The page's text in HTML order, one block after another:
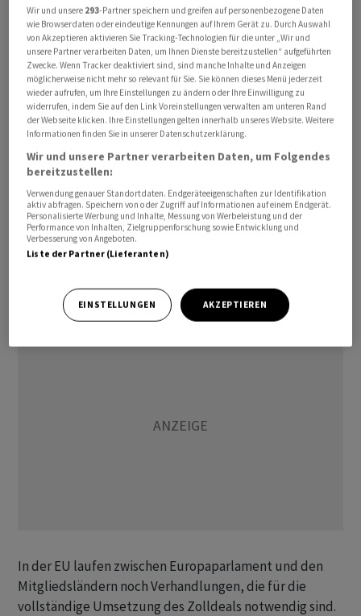
vorgeworfen, sich nicht vollständig an den
ausgehandelten Zolldeal zu halten. Als Reaktion
kündigte er an, bereits diese Woche die Zölle auf Autos
und Lastwagen, die aus der EU in die USA eingeführt
werden, von 15 auf 25 Prozent erhöhen. Solche
Zollerhöhungen würden vor allem Deutschland treffen.
In seinem Post ging Trump nun nicht näher darauf ein,
welche Zölle er ab dem Sommer erhöhen wolle, sollte
das Handelsabkommen bis dahin nicht ratifiziert sein.
Eine Anfrage der Deutschen Presse-Agentur beim
Weissen Haus, ob die jüngst angedrohte Erhöhung von
Zöllen auf Importe von Autos und Lastwagen nun bis zu
unbeantwortet.
In der EU laufen zwischen Europaparlament und den
Mitgliedsländern noch Verhandlungen, die für die
vollständige Umsetzung des Zolldeals notwendig sind.
Wir und unsere 293-Partner speichern und greifen auf personenbezogene Daten
wie Browserdaten oder eindeutige Kennungen auf Ihrem Gerät zu. Durch Auswahl
von Akzeptieren aktivieren Sie Tracking-Technologien für die unter „Wir und
unsere Partner verarbeiten Daten, um Ihnen Dienste bereitzustellen“ aufgeführten
Zwecke. Wenn Tracker deaktiviert sind, sind manche Inhalte und Anzeigen
möglicherweise nicht mehr so relevant für Sie. Sie können dieses Menü jederzeit
wieder aufrufen, um Ihre Einstellungen zu ändern oder Ihre Einwilligung zu
widerrufen, indem Sie auf den Link Voreinstellungen verwalten am unteren Rand
der Webseite klicken. Ihre Einstellungen gelten innerhalb unseres Website. Weitere
Informationen finden Sie in unserer Datenschutzerklärung.
Wir und unsere Partner verarbeiten Daten, um Folgendes
bereitzustellen:
Verwendung genauer Standortdaten. Endgeräteeigenschaften zur Identifikation
aktiv abfragen. Speichern von oder Zugriff auf Informationen auf einem Endgerät.
Personalisierte Werbung und Inhalte, Messung von Werbeleistung und der
Performance von Inhalten, Zielgruppenforschung sowie Entwicklung und
Verbesserung von Angeboten.
Liste der Partner (Lieferanten)
EINSTELLUNGEN AKZEPTIEREN